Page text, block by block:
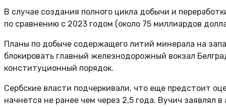
В случае создания полного цикла добычи и
по сравнению с 2023 годом (около 75 миллиардов
Планы по добыче содержащего литий минерала на
блокировать главный железнодорожный вокзал
конституционный порядок.
Сербские власти подчеркивали, что еще предстоит
начнется не ранее чем через 2,5 года. Вучич заявлял